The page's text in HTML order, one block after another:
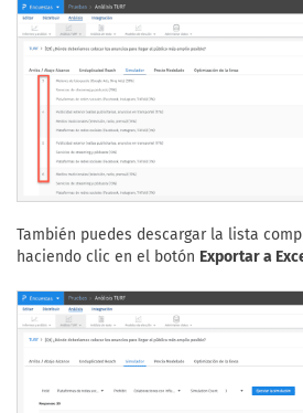
También puedes descargar la lista
haciendo clic en el botón Exportar a